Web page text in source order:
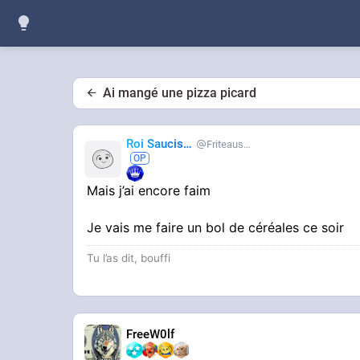
Ai mangé une pizza picard
Roi Saucisse Friteausucre
Mais j’ai encore faim
Je vais me faire un bol de céréales ce soir
Tu l’as dit, bouffi
FreeW0lf